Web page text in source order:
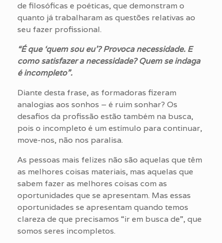
de filosóficas e poéticas, que demonstram o
quanto já trabalharam as questões relativas ao
seu fazer profissional.
“É que ‘quem sou eu’? Provoca necessidade. E
como satisfazer a necessidade? Quem se indaga
é incompleto”.
Diante desta frase, as formadoras fizeram
analogias aos sonhos – é ruim sonhar? Os
desafios da profissão estão também na busca,
pois o incompleto é um estímulo para continuar,
move-nos, não nos paralisa.
As pessoas mais felizes não são aquelas que têm
as melhores coisas materiais, mas aquelas que
sabem fazer as melhores coisas com as
oportunidades que se apresentam. Mas essas
oportunidades se apresentam quando temos
clareza de que precisamos “ir em busca de”, que
somos seres incompletos.